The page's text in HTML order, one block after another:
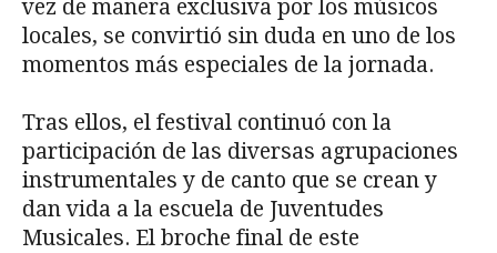
vez de manera exclusiva por los músicos
locales, se convirtió sin duda en uno de los
momentos más especiales de la jornada.
Tras ellos, el festival continuó con la
participación de las diversas agrupaciones
instrumentales y de canto que se crean y
dan vida a la escuela de Juventudes
Musicales. El broche final de este